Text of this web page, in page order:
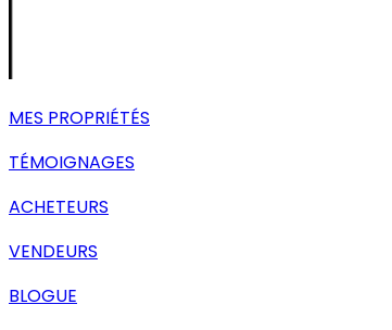
MES PROPRIÉTÉS
TÉMOIGNAGES
ACHETEURS
VENDEURS
BLOGUE